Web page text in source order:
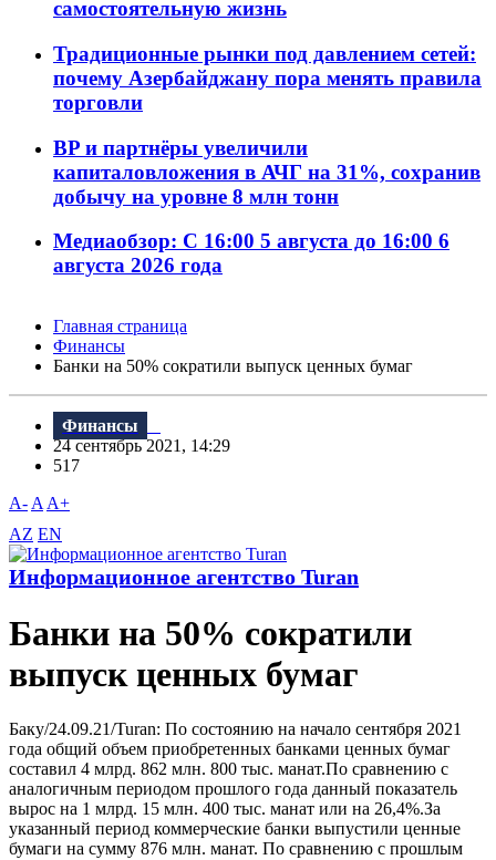
самостоятельную жизнь
Традиционные рынки под давлением сетей:
почему Азербайджану пора менять правила
торговли
BP и партнёры увеличили
капиталовложения в АЧГ на 31%, сохранив
добычу на уровне 8 млн тонн
Медиаобзор: С 16:00 5 августа до 16:00 6
августа 2026 года
Главная страница
Финансы
Банки на 50% сократили выпуск ценных бумаг
Финансы
24 сентябрь 2021, 14:29
517
A- A A+
AZ EN
Информационное агентство Turan
Банки на 50% сократили
выпуск ценных бумаг
Баку/24.09.21/Turan: По состоянию на начало сентября 2021
года общий объем приобретенных банками ценных бумаг
составил 4 млрд. 862 млн. 800 тыс. манат.По сравнению с
аналогичным периодом прошлого года данный показатель
вырос на 1 млрд. 15 млн. 400 тыс. манат или на 26,4%.За
указанный период коммерческие банки выпустили ценные
бумаги на сумму 876 млн. манат. По сравнению с прошлым